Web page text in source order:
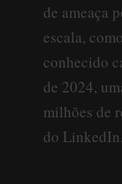
de ameaça
escala,
conhecido
de 2024,
milhões de
do